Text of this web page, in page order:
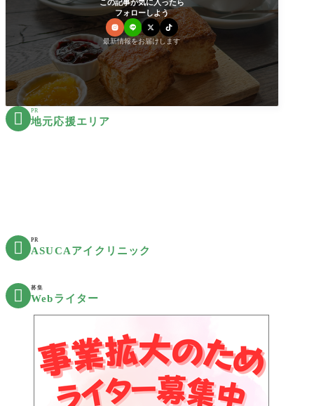
この記事が気に入ったら
フォローしよう
最新情報をお届けします
 PR
地元応援エリア
 PR
ASUCAアイクリニック
 募集
Webライター